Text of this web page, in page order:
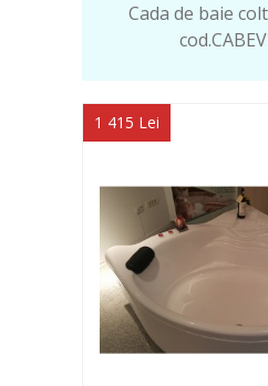
Cada de baie
1 415 Lei